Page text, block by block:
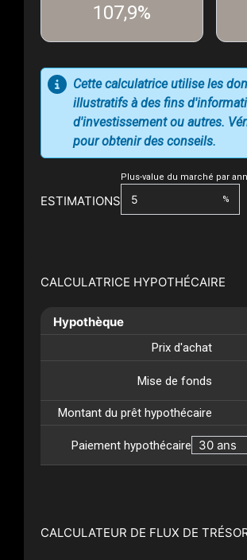
107,9%
ESTIMATIONS
Plus-value du marché par
%
Cette calculatrice utilise les
illustratifs à des fins
d'investissement ou autres.
pour obtenir des conseils.
CALCULATRICE HYPOTHÉCAIRE
Hypothèque
Prix d'achat
Mise de fonds
Montant du prêt hypothécaire
Paiement hypothécaire
CALCULATEUR DE FLUX DE